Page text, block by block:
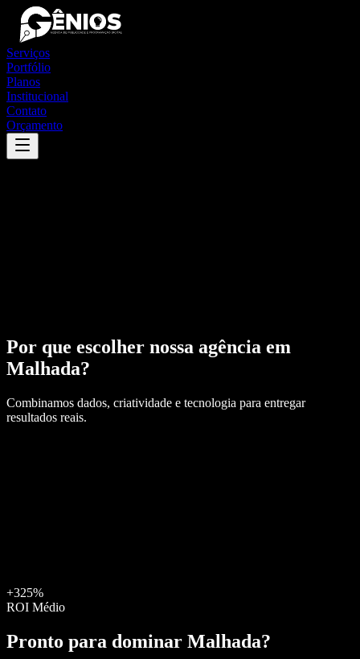
Serviços
Portfólio
Planos
Institucional
Contato
Orçamento
Por que escolher nossa agência em
Malhada?
Combinamos dados, criatividade e tecnologia para entregar
resultados reais.
+325%
ROI Médio
Pronto para dominar Malhada?